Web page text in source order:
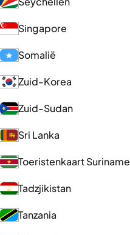
Singapore
Somalië
Zuid-Korea
Zuid-Sudan
Sri Lanka
Toeristenkaart Suriname
Tadzjikistan
Tanzania